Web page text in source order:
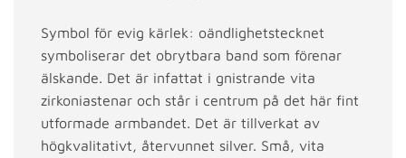
Symbol för evig kärlek: oändlighetstecknet
symboliserar det obrytbara band som förenar
älskande. Det är infattat i gnistrande vita
zirkoniastenar och står i centrum på det här fint
utformade armbandet. Det är tillverkat av
högkvalitativt, återvunnet silver. Små, vita